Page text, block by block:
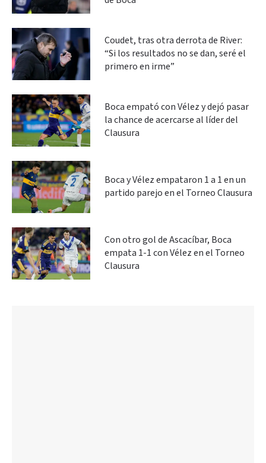
Coudet, tras otra derrota de River:
“Si los resultados no se dan, seré el
primero en irme”
Boca empató con Vélez y dejó pasar
la chance de acercarse al líder del
Clausura
Boca y Vélez empataron 1 a 1 en un
partido parejo en el Torneo Clausura
Con otro gol de Ascacíbar, Boca
empata 1-1 con Vélez en el Torneo
Clausura